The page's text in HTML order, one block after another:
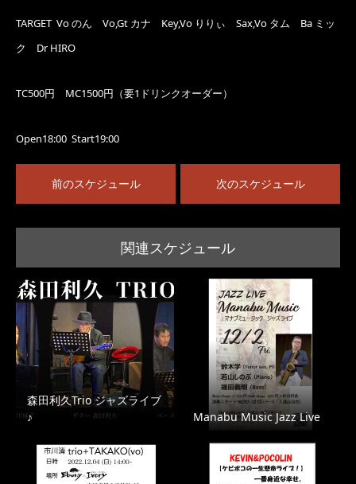
TARGET Vo のん Vo,Gt カナ Key,Vo りりぃ Sax,Vo タム Ba ミッ
ク Dr HIRO
TC500円 MC1500円（要1ドリンクオーダー）
Open18:00 Start19:00
前のスケジュール 次のスケジュール
関連スケジュール
森田利久Trio ジャズライブ
♪
Manabu Music Jazz Live